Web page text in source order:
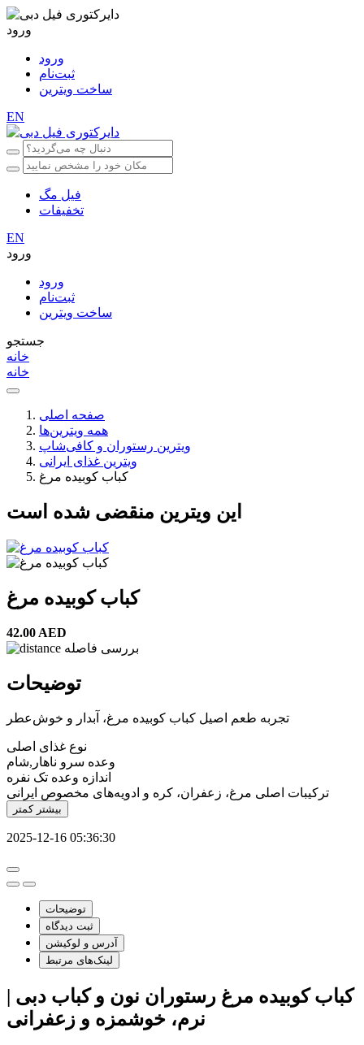
ورود
ورود
ثبت‌نام
ساخت ویترین
EN
فیل مگ
تخفیفات
EN
ورود
ورود
ثبت‌نام
ساخت ویترین
جستجو
خانه
خانه
صفحه اصلی
همه ویترین‌ها
ویترین رستوران و کافی‌شاپ
ویترین غذای ایرانی
کباب کوبیده مرغ
این ویترین منقضی شده است
کباب کوبیده مرغ
42.00 AED
بررسی فاصله
توضیحات
تجربه طعم اصیل کباب کوبیده مرغ، آبدار و خوش‌عطر
نوع غذای اصلی
وعده سرو ناهار,شام
اندازه وعده تک نفره
ترکیبات اصلی مرغ، زعفران، کره و ادویه‌های مخصوص ایرانی
بیشتر کمتر
2025-12-16 05:36:30
توضیحات
ثبت دیدگاه
آدرس و لوکیشن
لینک‌های مرتبط
کباب کوبیده مرغ رستوران نون و کباب دبی |
نرم، خوشمزه و زعفرانی